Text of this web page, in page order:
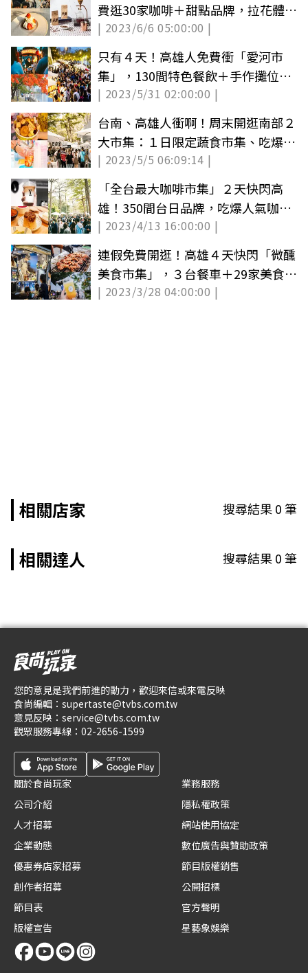
費逛30家咖啡＋甜點品牌，拉花體驗
別錯過
| 2023/6/6 05:00:00 |
只有４天！高雄人免費衝「愛河市
集」，130間特色餐飲＋手作攤位一
次逛爆
| 2023/5/31 02:00:00 |
台南、高雄人衝啊！周末開逛南部２
大市集：１日限定蔬食市集、吃爆36
家美食
| 2023/5/5 06:09:14 |
「全台最大咖啡市集」２天快閃高
雄！350間台日品牌，吃爆人氣咖
啡、排隊名店
| 2023/4/13 16:00:00 |
連假免費開逛！高雄４天快閃「微醺
美食市集」，３台餐車＋29家美食一
次吃爆
| 2023/3/28 04:00:00 |
相關店家 搜尋結果0筆
相關達人 搜尋結果0筆
您的意見是我們前進的動力，歡迎來信或來電反映
食尚編輯： supertaste@tvbs.com.tw
意見反映： service@tvbs.com.tw
觀眾服務專線： 02-2656-1599
關於食尚玩家
公司介紹
人才招募
企業動態
優惠券店家招募
創作者招募
節目表
版權宣告
業務服務
隱私權政策
網站使用協定
數位廣告與贊助政策
節目版權銷售
公開招標
官方聲明
星藝象娛樂